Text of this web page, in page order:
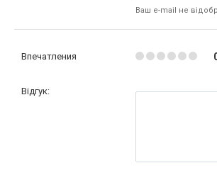
Ваш e-mail не
Впечатления
Відгук: